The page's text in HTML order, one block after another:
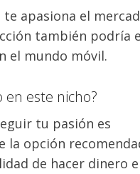
te apasiona el
también podría
el mundo móvil.
este nicho?
tu pasión es
la opción
de hacer dinero